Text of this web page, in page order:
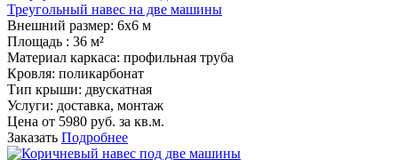
Треугольный навес на две машины
Внешний размер: 6х6 м
Площадь : 36 м²
Материал каркаса: профильная труба
Кровля: поликарбонат
Тип крыши: двускатная
Услуги: доставка, монтаж
Цена от 5980 руб. за кв.м.
Заказать Подробнее